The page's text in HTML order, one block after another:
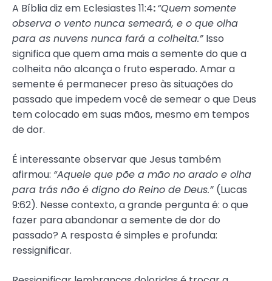
A Bíblia diz em Eclesiastes 11:4:“Quem somente
observa o vento nunca semeará, e o que olha
para as nuvens nunca fará a colheita.” Isso
significa que quem ama mais a semente do que a
colheita não alcança o fruto esperado. Amar a
semente é permanecer preso às situações do
passado que impedem você de semear o que Deus
tem colocado em suas mãos, mesmo em tempos
de dor.
É interessante observar que Jesus também
afirmou: “Aquele que põe a mão no arado e olha
para trás não é digno do Reino de Deus.” (Lucas
9:62). Nesse contexto, a grande pergunta é: o que
fazer para abandonar a semente de dor do
passado? A resposta é simples e profunda:
ressignificar.